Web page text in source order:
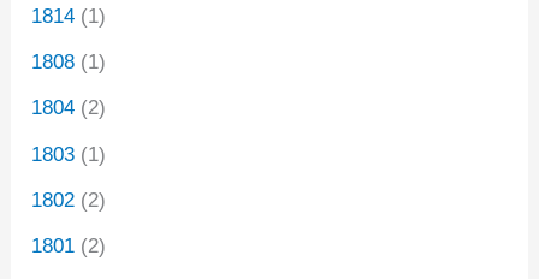
1814 (1)
1808 (1)
1804 (2)
1803 (1)
1802 (2)
1801 (2)